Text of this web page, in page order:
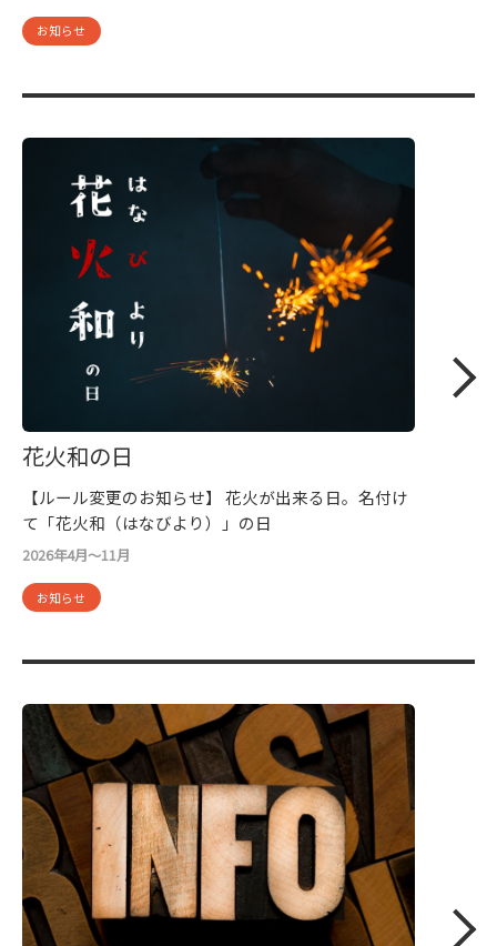
お知らせ
花火和の日
【ルール変更のお知らせ】 花火が出来る日。名付け
て「花火和（はなびより）」の日
2026年4月～11月
お知らせ